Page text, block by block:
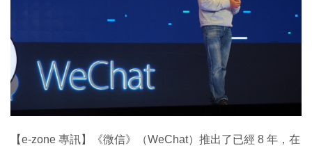
特集
【e-zone 專訊】《微信》（WeChat）推出了已經 8 年，在